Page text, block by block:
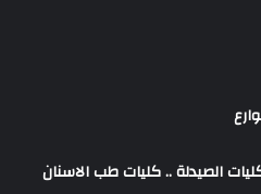
الصيدلة .. كليات طب الاسنان